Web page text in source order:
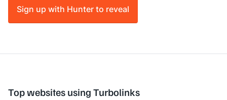
Sign up with Hunter to reveal
Top websites using Turbolinks